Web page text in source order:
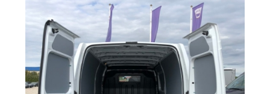
termoplastiknya membolehkan penggunaan
semula untuk mengurangkan pembaziran.
Selain itu, panel ini juga mempunyai rintangan
yang baik terhadap bahan kimia dan
persekitaran, sesuai untuk pelbagai keperluan
pengangkutan khas.